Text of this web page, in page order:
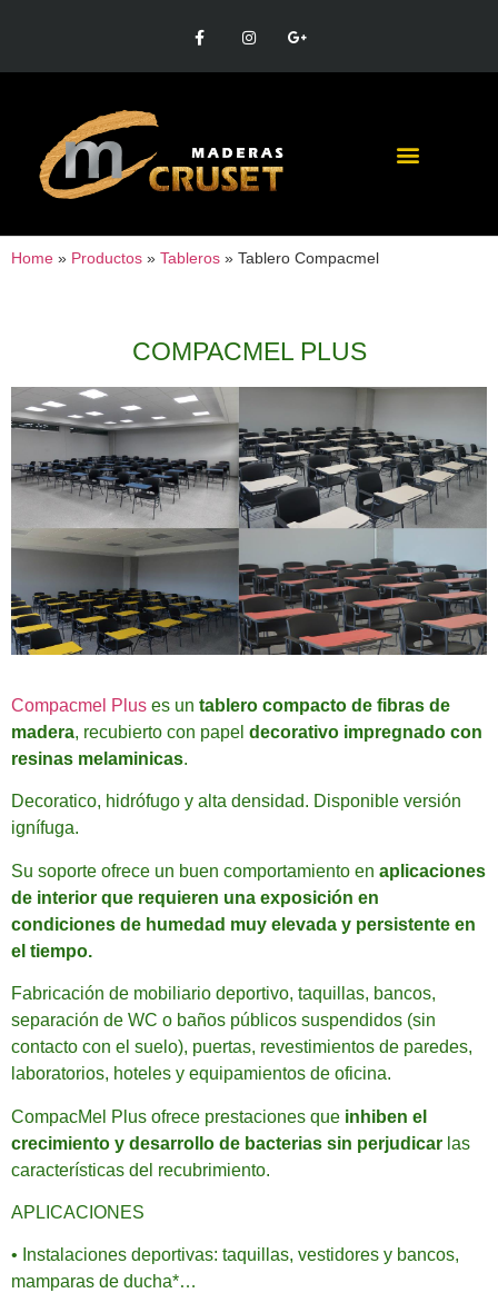
Home » Productos » Tableros » Tablero Compacmel
COMPACMEL PLUS
Compacmel Plus es un tablero compacto de fibras de
madera, recubierto con papel decorativo impregnado con
resinas melaminicas.
Decoratico, hidrófugo y alta densidad. Disponible versión
ignífuga.
Su soporte ofrece un buen comportamiento en aplicaciones
de interior que requieren una exposición en
condiciones de humedad muy elevada y persistente en
el tiempo.
Fabricación de mobiliario deportivo, taquillas, bancos,
separación de WC o baños públicos suspendidos (sin
contacto con el suelo), puertas, revestimientos de paredes,
laboratorios, hoteles y equipamientos de oficina.
CompacMel Plus ofrece prestaciones que inhiben el
crecimiento y desarrollo de bacterias sin perjudicar las
características del recubrimiento.
APLICACIONES
• Instalaciones deportivas: taquillas, vestidores y bancos,
mamparas de ducha*…